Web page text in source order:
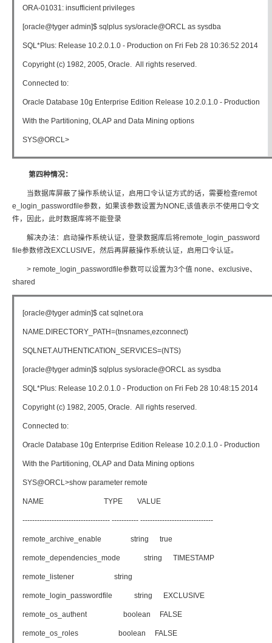
ORA-01031: insufficient privileges
[oracle@tyger admin]$ sqlplus sys/oracle@ORCL as sysdba
SQL*Plus: Release 10.2.0.1.0 - Production on Fri Feb 28 10:36:52 2014
Copyright (c) 1982, 2005, Oracle. All rights reserved.
Connected to:
Oracle Database 10g Enterprise Edition Release 10.2.0.1.0 - Production
With the Partitioning, OLAP and Data Mining options
SYS@ORCL>
第四种情况：
当数据库屏蔽了操作系统认证，启用口令认证方式的话，需要检查remot
e_login_passwordfile参数，如果该参数设置为NONE,该值表示不使用口令文
件，因此，此时数据库将不能登录
解决办法：启动操作系统认证，登录数据库后将remote_login_password
file参数修改EXCLUSIVE，然后再屏蔽操作系统认证，启用口令认证。
> remote_login_passwordfile参数可以设置为3个值 none、exclusive、
shared
[oracle@tyger admin]$ cat sqlnet.ora
NAME.DIRECTORY_PATH=(tnsnames,ezconnect)
SQLNET.AUTHENTICATION_SERVICES=(NTS)
[oracle@tyger admin]$ sqlplus sys/oracle@ORCL as sysdba
SQL*Plus: Release 10.2.0.1.0 - Production on Fri Feb 28 10:48:15 2014
Copyright (c) 1982, 2005, Oracle. All rights reserved.
Connected to:
Oracle Database 10g Enterprise Edition Release 10.2.0.1.0 - Production
With the Partitioning, OLAP and Data Mining options
SYS@ORCL>show parameter remote
NAME TYPE VALUE
------------------------------------ ----------- ------------------------------
remote_archive_enable string true
remote_dependencies_mode string TIMESTAMP
remote_listener string
remote_login_passwordfile string EXCLUSIVE
remote_os_authent boolean FALSE
remote_os_roles boolean FALSE